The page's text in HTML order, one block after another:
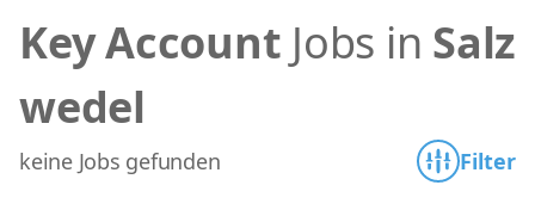
Key Account Jobs in Salz
wedel
keine Jobs gefunden Filter